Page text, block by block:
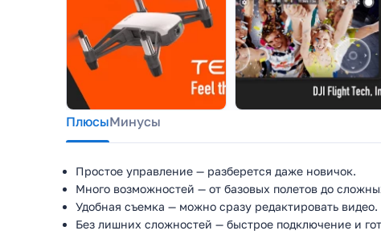
ПлюсыМинусы
Простое управление — разберется даже новичок.
Много возможностей — от базовых полетов до
Удобная съемка — можно сразу редактировать видео.
Без лишних сложностей — быстрое подключение и